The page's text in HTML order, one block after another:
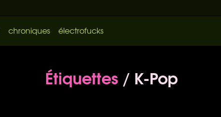
chroniques électrofucks
Étiquettes/ K-Pop